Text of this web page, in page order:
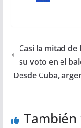
Casi la mitad
su voto en el
Desde Cuba,